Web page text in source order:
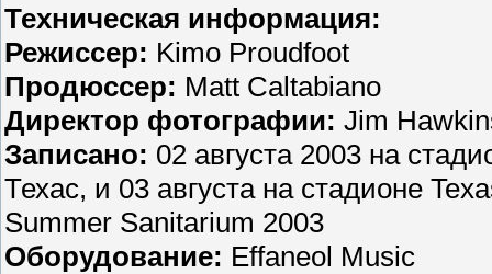
Техническая информация:
Режиссер: Kimo Proudfoot
Продюссер: Matt Caltabiano
Директор фотографии: Jim
Записано: 02 августа 2003 на
Техас, и 03 августа на стадионе
Summer Sanitarium 2003
Оборудование: Effaneol Music